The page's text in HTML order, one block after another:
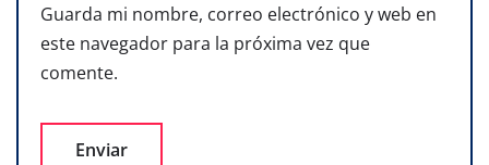
Guarda mi nombre, correo electrónico y web en
este navegador para la próxima vez que
comente.